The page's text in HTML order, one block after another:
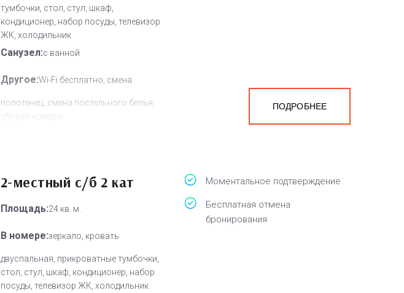
тумбочки, стол, стул, шкаф,
кондиционер, набор посуды, телевизор
ЖК, холодильник
Санузел:с ванной
Другое:Wi-Fi бесплатно, смена
полотенец, смена постельного белья,
уборка номера
ПОДРОБНЕЕ
2-местный с/б 2 кат
Площадь:24 кв. м.
В номере:зеркало, кровать
двуспальная, прикроватные тумбочки,
стол, стул, шкаф, кондиционер, набор
посуды, телевизор ЖК, холодильник
Моментальное подтверждение
Бесплатная отмена
бронирования